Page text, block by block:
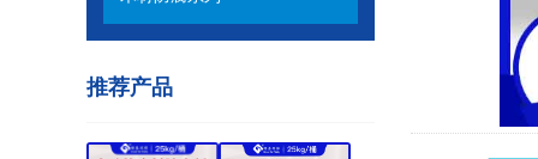
推荐产品